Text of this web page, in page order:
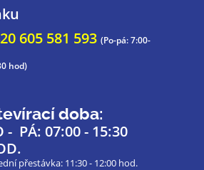
605 581 593 (Po-pá: 7:00-
hod)
doba:
- PÁ: 07:00 - 15:30
přestávka: 11:30 - 12:00 hod.